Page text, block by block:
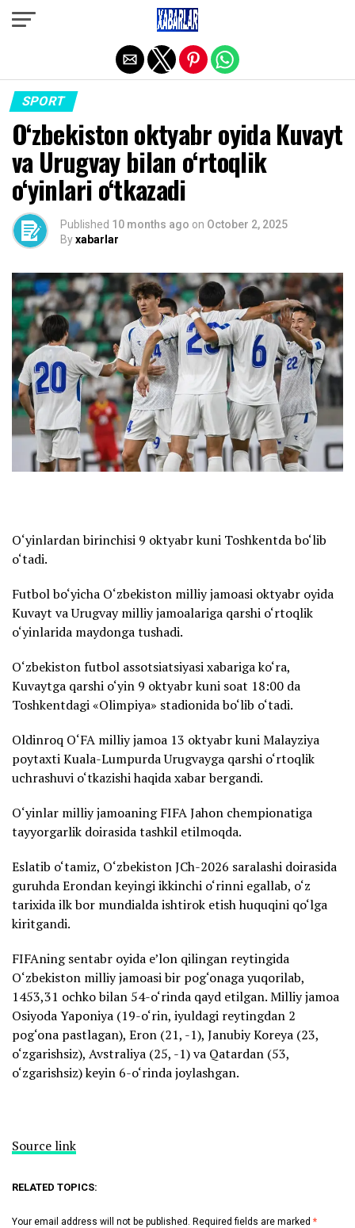
SPORT
O‘zbekiston oktyabr oyida Kuvayt
va Urugvay bilan o‘rtoqlik
o‘yinlari o‘tkazadi
Published 10 months ago on October 2, 2025
Byxabarlar
O‘yinlardan birinchisi 9 oktyabr kuni Toshkentda bo‘lib
o‘tadi.
Futbol bo‘yicha O‘zbekiston milliy jamoasi oktyabr oyida
Kuvayt va Urugvay milliy jamoalariga qarshi o‘rtoqlik
o‘yinlarida maydonga tushadi.
O‘zbekiston futbol assotsiatsiyasi xabariga ko‘ra,
Kuvaytga qarshi o‘yin 9 oktyabr kuni soat 18:00 da
Toshkentdagi «Olimpiya» stadionida bo‘lib o‘tadi.
Oldinroq O‘FA milliy jamoa 13 oktyabr kuni Malayziya
poytaxti Kuala-Lumpurda Urugvayga qarshi o‘rtoqlik
uchrashuvi o‘tkazishi haqida xabar bergandi.
O‘yinlar milliy jamoaning FIFA Jahon chempionatiga
tayyorgarlik doirasida tashkil etilmoqda.
Eslatib o‘tamiz, O‘zbekiston JCh-2026 saralashi doirasida
guruhda Erondan keyingi ikkinchi o‘rinni egallab, o‘z
tarixida ilk bor mundialda ishtirok etish huquqini qo‘lga
kiritgandi.
FIFAning sentabr oyida e’lon qilingan reytingida
O‘zbekiston milliy jamoasi bir pog‘onaga yuqorilab,
1453,31 ochko bilan 54-o‘rinda qayd etilgan. Milliy jamoa
Osiyoda Yaponiya (19-o‘rin, iyuldagi reytingdan 2
pog‘ona pastlagan), Eron (21, -1), Janubiy Koreya (23,
o‘zgarishsiz), Avstraliya (25, -1) va Qatardan (53,
o‘zgarishsiz) keyin 6-o‘rinda joylashgan.
Source link
RELATED TOPICS:
Your email address will not be published. Required fields are marked *
Exit mobile version